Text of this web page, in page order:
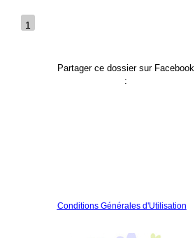
1
Partager ce dossier sur Facebook
:
Conditions Générales d'Utilisation